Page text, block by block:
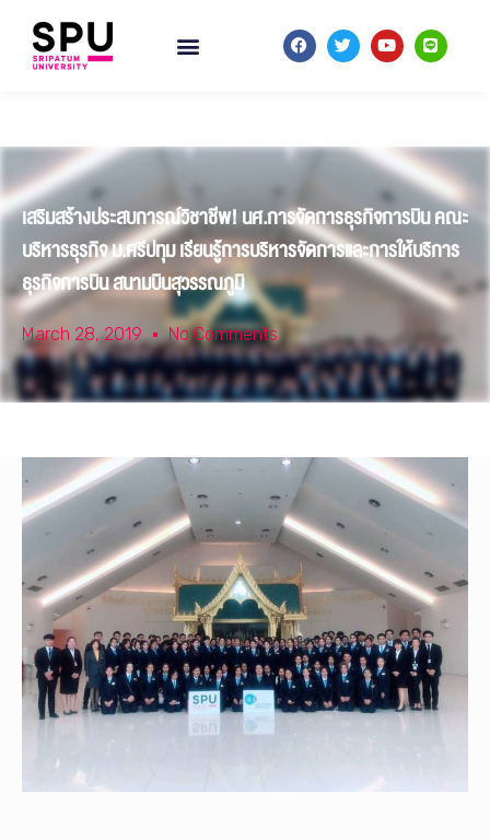
เสริมสร้างประสบการณ์วิชาชีพ! นศ.การจัดการธุรกิจการบิน คณะ
บริหารธุรกิจ ม.ศรีปทุม เรียนรู้การบริหารจัดการและการให้บริการ
ธุรกิจการบิน สนามบินสุวรรณภูมิ
March 28, 2019 No Comments